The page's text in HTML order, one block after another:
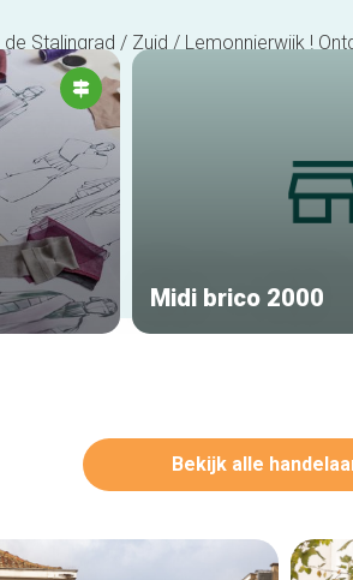
Stalingrad / Zuid / Lemonnierwijk !
Midi brico 2000
Bekijk alle